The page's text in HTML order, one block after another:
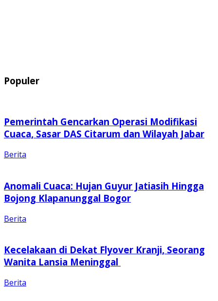
Populer
Pemerintah Gencarkan Operasi Modifikasi
Cuaca, Sasar DAS Citarum dan Wilayah Jabar
Berita
Anomali Cuaca: Hujan Guyur Jatiasih Hingga
Bojong Klapanunggal Bogor
Berita
Kecelakaan di Dekat Flyover Kranji, Seorang
Wanita Lansia Meninggal
Berita